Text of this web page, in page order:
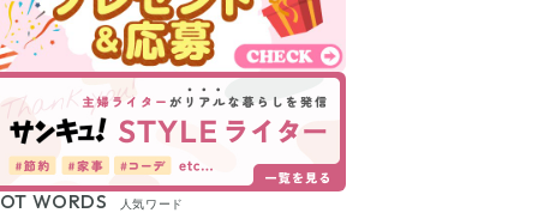
WORDS 人気ワード